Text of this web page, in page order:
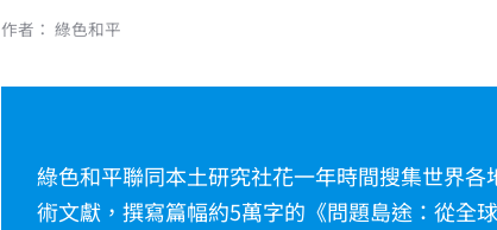
作者： 綠色和平
綠色和平聯同本土研究社花一年時間搜集世界各
術文獻，撰寫篇幅約5萬字的《問題島途：從全